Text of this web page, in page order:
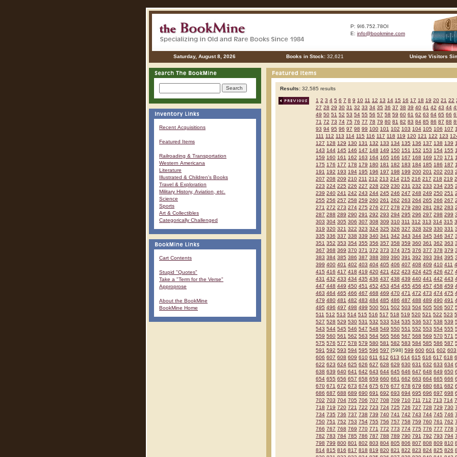
P: 9I6.752.78OI
E: info@bookmine.com
Saturday, August 8, 2026 Books in Stock: 32,621 Unique Visitors
Recent Acquisitions
Featured Items
Railroading & Transportation
Western Americana
Literature
Illustrated & Children's Books
Travel & Exploration
Military History, Aviation, etc.
Science
Sports
Art & Collectibles
Categorically Challenged
Cart Contents
Stupid "Quotes"
Take a "Term for the Verse"
Approprose
About the BookMine
BookMine Home
Results: 32,585 results
1 2 3 4 5 6 7 8 9 10 11 12 13 14 15 16 17 18 19 20 21 22
27 28 29 30 31 32 33 34 35 36 37 38 39 40 41 42 43 44
49 50 51 52 53 54 55 56 57 58 59 60 61 62 63 64 65 66
71 72 73 74 75 76 77 78 79 80 81 82 83 84 85 86 87 88
93 94 95 96 97 98 99 100 101 102 103 104 105 106 107
111 112 113 114 115 116 117 118 119 120 121 122 123
127 128 129 130 131 132 133 134 135 136 137 138 139
143 144 145 146 147 148 149 150 151 152 153 154 155
159 160 161 162 163 164 165 166 167 168 169 170 171
175 176 177 178 179 180 181 182 183 184 185 186 187
191 192 193 194 195 196 197 198 199 200 201 202 203
207 208 209 210 211 212 213 214 215 216 217 218 219
223 224 225 226 227 228 229 230 231 232 233 234 235
239 240 241 242 243 244 245 246 247 248 249 250 251
255 256 257 258 259 260 261 262 263 264 265 266 267
271 272 273 274 275 276 277 278 279 280 281 282 283
287 288 289 290 291 292 293 294 295 296 297 298 299
303 304 305 306 307 308 309 310 311 312 313 314 315
319 320 321 322 323 324 325 326 327 328 329 330 331
335 336 337 338 339 340 341 342 343 344 345 346 347
351 352 353 354 355 356 357 358 359 360 361 362 363
367 368 369 370 371 372 373 374 375 376 377 378 379
383 384 385 386 387 388 389 390 391 392 393 394 395
399 400 401 402 403 404 405 406 407 408 409 410 411
415 416 417 418 419 420 421 422 423 424 425 426 427
431 432 433 434 435 436 437 438 439 440 441 442 443
447 448 449 450 451 452 453 454 455 456 457 458 459
463 464 465 466 467 468 469 470 471 472 473 474 475
479 480 481 482 483 484 485 486 487 488 489 490 491
495 496 497 498 499 500 501 502 503 504 505 506 507
511 512 513 514 515 516 517 518 519 520 521 522 523
527 528 529 530 531 532 533 534 535 536 537 538 539
543 544 545 546 547 548 549 550 551 552 553 554 555
559 560 561 562 563 564 565 566 567 568 569 570 571
575 576 577 578 579 580 581 582 583 584 585 586 587
591 592 593 594 595 596 597 [598] 599 600 601 602 603
606 607 608 609 610 611 612 613 614 615 616 617 618
622 623 624 625 626 627 628 629 630 631 632 633 634
638 639 640 641 642 643 644 645 646 647 648 649 650
654 655 656 657 658 659 660 661 662 663 664 665 666
670 671 672 673 674 675 676 677 678 679 680 681 682
686 687 688 689 690 691 692 693 694 695 696 697 698
702 703 704 705 706 707 708 709 710 711 712 713 714
718 719 720 721 722 723 724 725 726 727 728 729 730
734 735 736 737 738 739 740 741 742 743 744 745 746
750 751 752 753 754 755 756 757 758 759 760 761 762
766 767 768 769 770 771 772 773 774 775 776 777 778
782 783 784 785 786 787 788 789 790 791 792 793 794
798 799 800 801 802 803 804 805 806 807 808 809 810
814 815 816 817 818 819 820 821 822 823 824 825 826